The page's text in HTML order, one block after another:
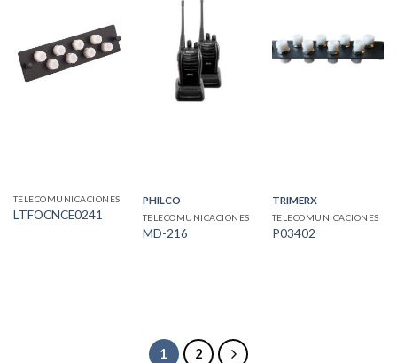
TELECOMUNICACIONES
LTFOCNCE0241
PHILCO
TELECOMUNICACIONES
MD-216
TRIMERX
TELECOMUNICACIONES
P03402
1 2